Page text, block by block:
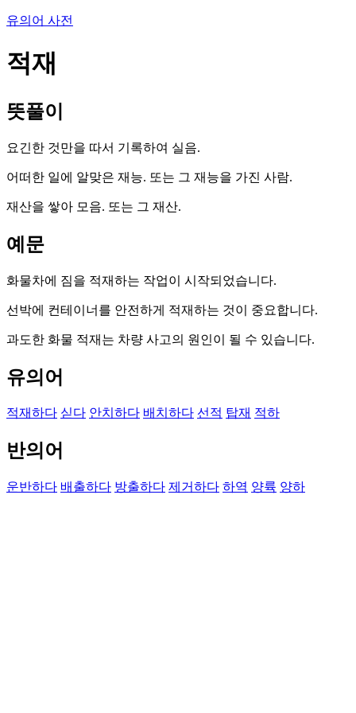
유의어 사전
적재
뜻풀이
요긴한 것만을 따서 기록하여 실음.
어떠한 일에 알맞은 재능. 또는 그 재능을 가진 사람.
재산을 쌓아 모음. 또는 그 재산.
예문
화물차에 짐을 적재하는 작업이 시작되었습니다.
선박에 컨테이너를 안전하게 적재하는 것이 중요합니다.
과도한 화물 적재는 차량 사고의 원인이 될 수 있습니다.
유의어
적재하다 싣다 안치하다 배치하다 선적 탑재 적하
반의어
운반하다 배출하다 방출하다 제거하다 하역 양륙 양하